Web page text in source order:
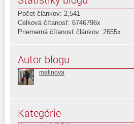
Počet článkov: 2,541
Celková čítanosť: 6746796x
Priemerná čítanosť článkov: 2655x
Autor blogu
malinova
Kategórie